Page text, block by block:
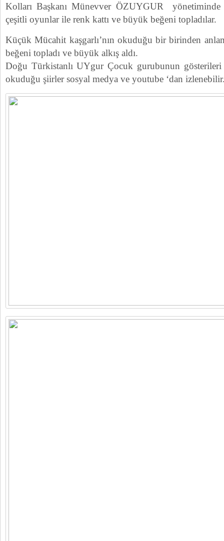
Kolları Başkanı Münevver ÖZUYGUR
çeşitli oyunlar ile renk kattı ve büyük beğeni topladılar.
Küçük Mücahit kaşgarlı’nın okuduğu bir birinden
beğeni topladı ve büyük alkış aldı.
Doğu Türkistanlı UYgur Çocuk gurubunun gösterileri
okuduğu şiirler sosyal medya ve youtube ‘dan